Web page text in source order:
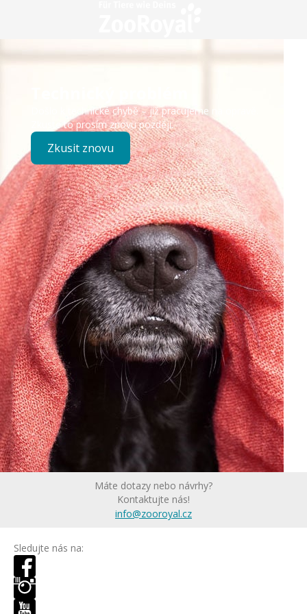
Došlo k technické chybě – již pracujeme na opravě.
Zkuste to prosím znovu později.
Zkusit znovu
Máte dotazy nebo návrhy?
Kontaktujte nás!
info@zooroyal.cz
Sledujte nás na: